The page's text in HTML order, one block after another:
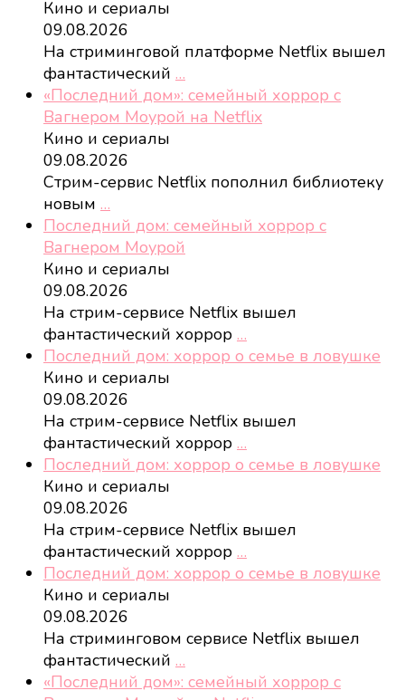
Кино и сериалы
09.08.2026
На стриминговой платформе Netflix вышел
фантастический …
«Последний дом»: семейный хоррор с
Вагнером Моурой на Netflix
Кино и сериалы
09.08.2026
Стрим-сервис Netflix пополнил библиотеку
новым …
Последний дом: семейный хоррор с
Вагнером Моурой
Кино и сериалы
09.08.2026
На стрим-сервисе Netflix вышел
фантастический хоррор …
Последний дом: хоррор о семье в ловушке
Кино и сериалы
09.08.2026
На стрим-сервисе Netflix вышел
фантастический хоррор …
Последний дом: хоррор о семье в ловушке
Кино и сериалы
09.08.2026
На стрим-сервисе Netflix вышел
фантастический хоррор …
Последний дом: хоррор о семье в ловушке
Кино и сериалы
09.08.2026
На стриминговом сервисе Netflix вышел
фантастический …
«Последний дом»: семейный хоррор с